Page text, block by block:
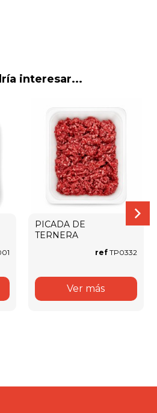
interesar...
PICADA DE
TERNERA
refTP0332
Ver más